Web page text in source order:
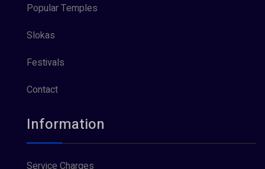
Popular Temples
Slokas
Festivals
Contact
Information
Service Charges